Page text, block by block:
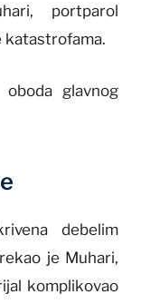
portparol
katastrofama.
glavnog
debelim
je Muhari,
komplikovao